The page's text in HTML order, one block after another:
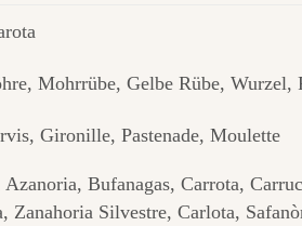
Mohrrübe, Gelbe Rübe, Wurzel,
Gironille, Pastenade, Moulette
Bufanagas, Carrota,
Zanahoria Silvestre, Carlota,